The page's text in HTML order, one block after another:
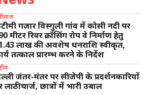
गजार विस्गुली गांव में कोसी नदी पर
मीटर रिवर क्रॉसिंग रोप वे निर्माण हेतु
लाख की अवशेष धनराशि स्वीकृत,
तत्काल प्रारम्भ करने के निर्देश
जंतर-मंतर पर सीजेपी के प्रदर्शनकारियों
लाठीचार्ज, छात्रों में भारी उबाल